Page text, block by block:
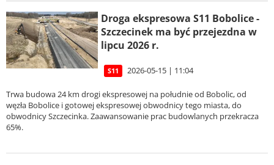
Droga ekspresowa S11 Bobolice -
Szczecinek ma być przejezdna w
lipcu 2026 r.
S11 2026-05-15 | 11:04
Trwa budowa 24 km drogi ekspresowej na południe od Bobolic, od
węzła Bobolice i gotowej ekspresowej obwodnicy tego miasta, do
obwodnicy Szczecinka. Zaawansowanie prac budowlanych przekracza
65%.